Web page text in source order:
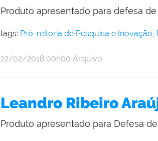
Produto apresentado para defesa
tags: Pró-reitoria de Pesquisa e Inovação,
por
publicado
22/02/2018 00h00 Arquivo
Leandro Ribeiro
Produto apresentado para Defesa